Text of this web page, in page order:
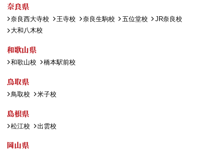
奈良県
奈良西大寺校 王寺校 奈良生駒校 五位堂校
JR奈良校
大和八木校
和歌山県
和歌山校 橋本駅前校
鳥取県
鳥取校 米子校
島根県
松江校 出雲校
岡山県